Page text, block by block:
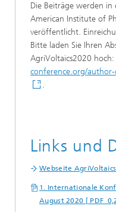
Die Beiträge werden
American Institute of
veröffentlicht.
Bitte laden Sie Ihren
AgriVoltaics2020 hoch:
conference.org/author-
.
Links und
Webseite
1. Internationale
August 2020 [ PDF